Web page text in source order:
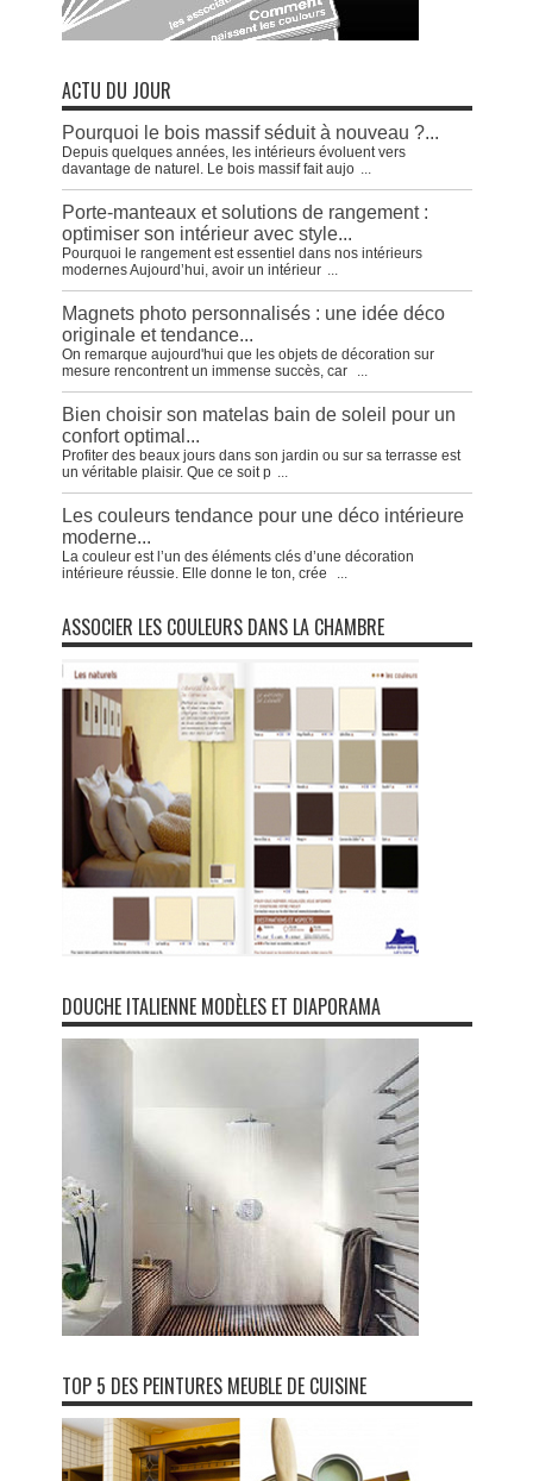
ACTU DU JOUR
Pourquoi le bois massif séduit à nouveau ?...
Depuis quelques années, les intérieurs évoluent vers
davantage de naturel. Le bois massif fait aujo ...
Porte-manteaux et solutions de rangement :
optimiser son intérieur avec style...
Pourquoi le rangement est essentiel dans nos intérieurs
modernes Aujourd’hui, avoir un intérieur ...
Magnets photo personnalisés : une idée déco
originale et tendance...
On remarque aujourd'hui que les objets de décoration sur
mesure rencontrent un immense succès, car
...
Bien choisir son matelas bain de soleil pour un
confort optimal...
Profiter des beaux jours dans son jardin ou sur sa terrasse est
un véritable plaisir. Que ce soit p ...
Les couleurs tendance pour une déco intérieure
moderne...
La couleur est l’un des éléments clés d’une décoration
intérieure réussie. Elle donne le ton, crée
...
ASSOCIER LES COULEURS DANS LA CHAMBRE
DOUCHE ITALIENNE MODÈLES ET DIAPORAMA
TOP 5 DES PEINTURES MEUBLE DE CUISINE